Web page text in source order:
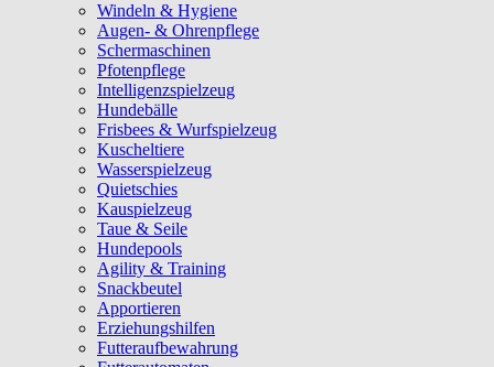
Windeln & Hygiene
Augen- & Ohrenpflege
Schermaschinen
Pfotenpflege
Intelligenzspielzeug
Hundebälle
Frisbees & Wurfspielzeug
Kuscheltiere
Wasserspielzeug
Quietschies
Kauspielzeug
Taue & Seile
Hundepools
Agility & Training
Snackbeutel
Apportieren
Erziehungshilfen
Futteraufbewahrung